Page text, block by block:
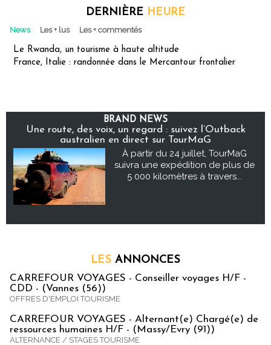
DERNIÈRE HEURE
News Les + lus Les + commentés
Le Rwanda, un tourisme à haute altitude
France, Italie : randonnée dans le Mercantour frontalier
BRAND NEWS
Une route, des voix, un regard : suivez l’Outback
australien en direct sur TourMaG
À partir du 24 juillet, TourMaG
suivra une expédition de plus de
5 000 kilomètres à travers...
LES ANNONCES
CARREFOUR VOYAGES - Conseiller voyages H/F -
CDD - (Vannes (56))
OFFRES D'EMPLOI TOURISME
CARREFOUR VOYAGES - Alternant(e) Chargé(e) de
ressources humaines H/F - (Massy/Evry (91))
ALTERNANCE / STAGES TOURISME